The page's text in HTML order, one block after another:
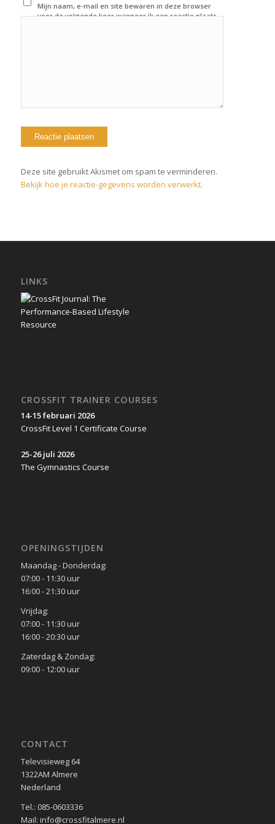
Mijn naam, e-mail en site bewaren in deze browser
voor de volgende keer wanneer ik een reactie plaats.
Deze site gebruikt Akismet om spam te verminderen.
Bekijk hoe je reactie-gegevens worden verwerkt.
LINKS
CROSSFIT TRAINER COURSES
14-15 februari 2026
CrossFit Level 1 Certificate Course
25-26 juli 2026
The Gymnastics Course
OPENINGSTIJDEN
Maandag - Donderdag:
07:00 - 11:30 uur
16:00 - 21:30 uur
Vrijdag:
07:00 - 11:30 uur
16:00 - 20:30 uur
Zaterdag & Zondag:
09:00 - 12:00 uur
CONTACT
Televisieweg 64
1322AM Almere
Nederland
Tel.: 085-0603336
Mail: info@crossfitalmere.nl